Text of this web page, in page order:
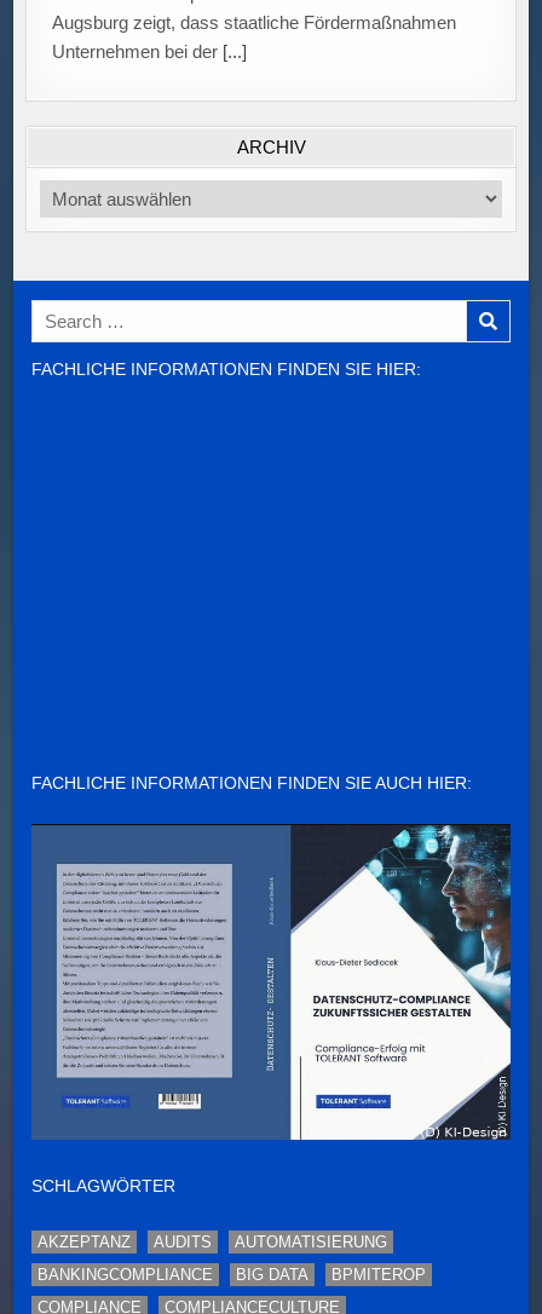
ARCHIV
Archiv
Search
for:
FACHLICHE INFORMATIONEN FINDEN SIE HIER:
FACHLICHE INFORMATIONEN FINDEN SIE AUCH HIER:
SCHLAGWÖRTER
AKZEPTANZ AUDITS
AUTOMATISIERUNG
BANKINGCOMPLIANCE
BIG DATA
BPMITEROP
COMPLIANCE
COMPLIANCECULTURE